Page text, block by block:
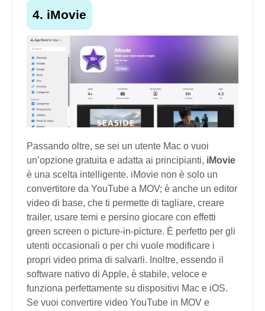
4. iMovie
Passando oltre, se sei un utente Mac o vuoi
un’opzione gratuita e adatta ai principianti, iMovie
è una scelta intelligente. iMovie non è solo un
convertitore da YouTube a MOV; è anche un editor
video di base, che ti permette di tagliare, creare
trailer, usare temi e persino giocare con effetti
green screen o picture-in-picture. È perfetto per gli
utenti occasionali o per chi vuole modificare i
propri video prima di salvarli. Inoltre, essendo il
software nativo di Apple, è stabile, veloce e
funziona perfettamente su dispositivi Mac e iOS.
Se vuoi convertire video YouTube in MOV e